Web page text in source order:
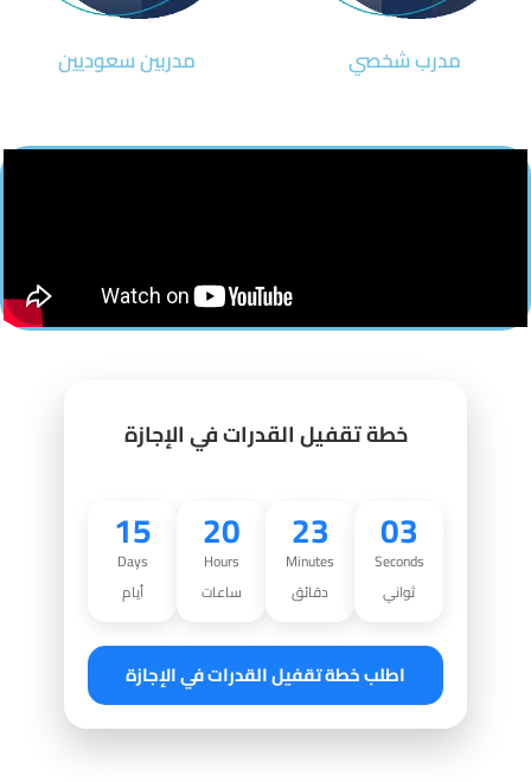
مدرب شخصي مدربين سعوديين
خطة تقفيل القدرات في الإجازة
15
Days
أيام
20
Hours
ساعات
23
Minutes
دقائق
01
Seconds
ثواني
اطلب خطة تقفيل القدرات في الإجازة